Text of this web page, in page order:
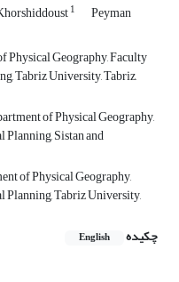
1 Peyman
Physical Geography, Faculty
Tabriz University, Tabriz,
of Physical Geography,
Sistan and
of Physical Geography,
Tabriz University,
چکیده
English